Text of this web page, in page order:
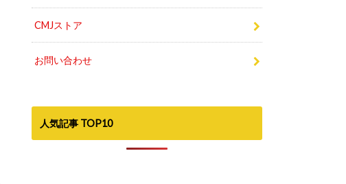
CMJストア
お問い合わせ
人気記事 TOP10